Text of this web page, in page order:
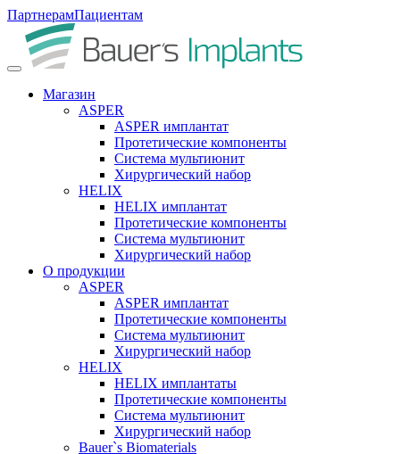
ПартнерамПациентам
Магазин
ASPER
ASPER имплантат
Протетические компоненты
Система мультиюнит
Хирургический набор
HELIX
HELIX имплантат
Протетические компоненты
Система мультиюнит
Хирургический набор
О продукции
ASPER
ASPER имплантат
Протетические компоненты
Система мультиюнит
Хирургический набор
HELIX
HELIX имплантаты
Протетические компоненты
Система мультиюнит
Хирургический набор
Bauer`s Biomaterials